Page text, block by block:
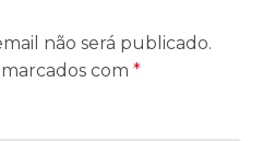
não será publicado.
com *